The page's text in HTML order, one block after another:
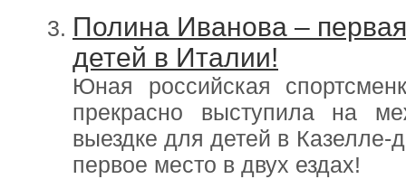
Полина Иванова –
детей в Италии!
Юная российская
прекрасно выступила на
выездке для детей в
первое место в двух ездах!